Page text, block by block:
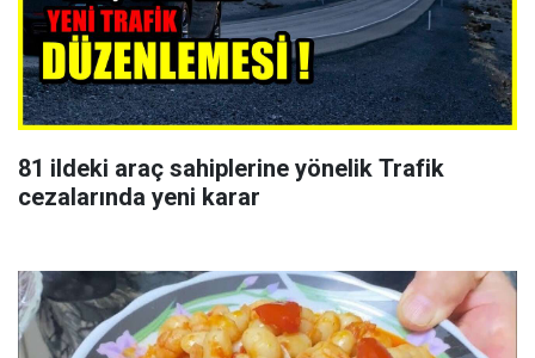
81 ildeki araç sahiplerine yönelik Trafik
cezalarında yeni karar